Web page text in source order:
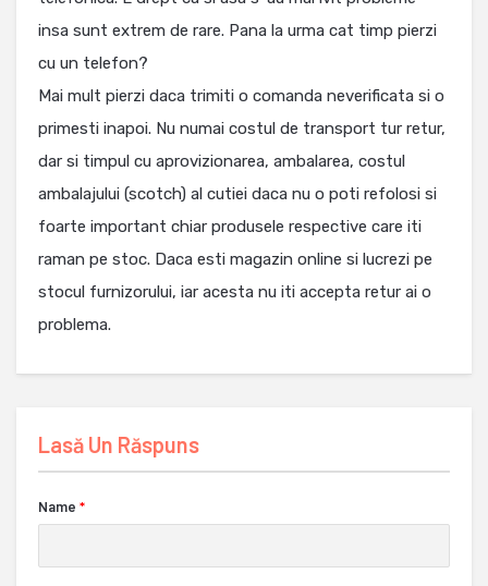
insa sunt extrem de rare. Pana la urma cat timp pierzi
cu un telefon?
Mai mult pierzi daca trimiti o comanda neverificata si o
primesti inapoi. Nu numai costul de transport tur retur,
dar si timpul cu aprovizionarea, ambalarea, costul
ambalajului (scotch) al cutiei daca nu o poti refolosi si
foarte important chiar produsele respective care iti
raman pe stoc. Daca esti magazin online si lucrezi pe
stocul furnizorului, iar acesta nu iti accepta retur ai o
problema.
Lasă Un Răspuns
Name *